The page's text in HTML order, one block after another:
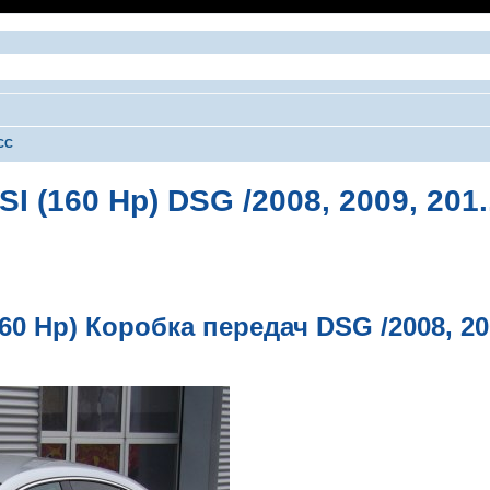
(160 Hp) DSG /2008, 2009,
Hp) Коробка передач DSG /2008,